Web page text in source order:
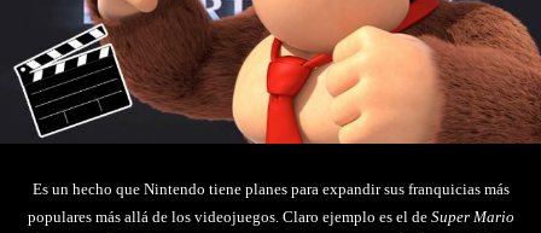
Es un hecho que Nintendo tiene planes para expandir sus franquicias más
populares más allá de los videojuegos. Claro ejemplo es el de Super Mario